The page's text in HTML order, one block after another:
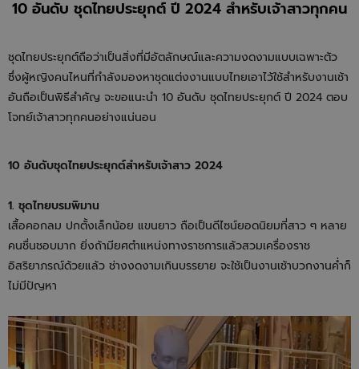
10 อันดับ ชุดไทยประยุกต์ ปี 2024 สำหรับเจ้าสาวทุกคน
ชุดไทยประยุกต์ถือว่าเป็นสิ่งที่มีอัตลักษณ์และความงดงามแบบเฉพาะตัว
ซึ่งผู้หญิงคนไหนที่กำลังมองหาชุดแต่งงานแบบไทยเอาไว้ใช้สำหรับงานเช้า
อันถือเป็นพิธีสำคัญ จะขอแนะนำ 10 อันดับ ชุดไทยประยุกต์ ปี 2024 ตอบ
โจทย์เจ้าสาวทุกคนอย่างแน่นอน
10 อันดับชุดไทยประยุกต์สำหรับเจ้าสาว 2024
1. ชุดไทยบรมพิมาน
เสื้อคอกลม ปกตั้งเล็กน้อย แขนยาว ถือเป็นดีไซน์ยอดนิยมที่สาว ๆ หลาย
คนชื่นชอบมาก ยิ่งถ้ามียศตำแหน่งทางราชการแล้วสวมเครื่องราช
อิสริยาภรณ์ด้วยแล้ว ช่างงดงามเกินบรรยาย จะใช้เป็นงานเช้าบวกงานค่ำก็
ไม่มีปัญหา